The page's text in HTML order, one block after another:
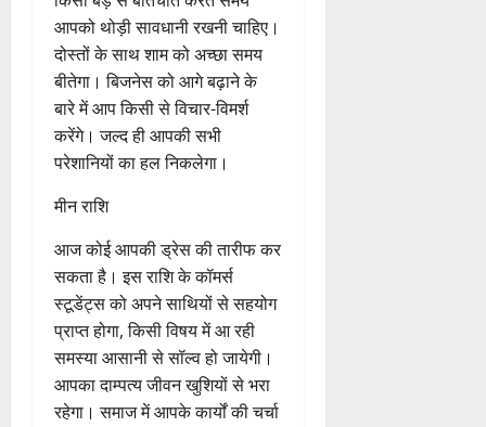
आज ऑफिस में सहयोगी आपके विचारों
से प्रभावित होंगे, लेकिन दूसरों के
कामों में दखल देने से आपको बचना
चाहिए। मन-मुताबिक काम पूरे होने से
आपका मन प्रसन्न होगा। घर पर
किसी बड़े से बातचीत करते समय
आपको थोड़ी सावधानी रखनी चाहिए।
दोस्तों के साथ शाम को अच्छा समय
बीतेगा। बिजनेस को आगे बढ़ाने के
बारे में आप किसी से विचार-विमर्श
करेंगे। जल्द ही आपकी सभी
परेशानियों का हल निकलेगा।
मीन राशि
आज कोई आपकी ड्रेस की तारीफ कर